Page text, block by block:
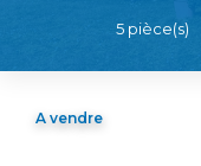
5 pièce(s)
A vendre